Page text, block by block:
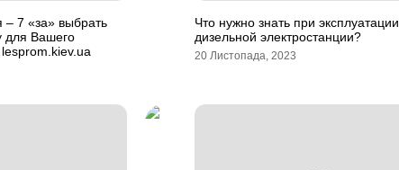
– 7 «за» выбрать
для Вашего
Что нужно знать при эксплуатации
дизельной электростанции?
20 Листопада, 2023